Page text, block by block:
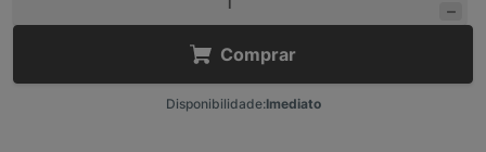
Comprar
Disponibilidade:Imediato